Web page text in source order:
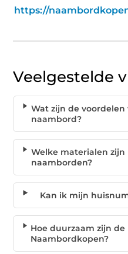
https://
Veelgestelde
Wat zijn de
naambord?
Welke materialen zijn
naamborden?
Kan ik mijn
Hoe duurzaam zijn
Naambordkopen?